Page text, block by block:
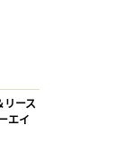
リース
エイ